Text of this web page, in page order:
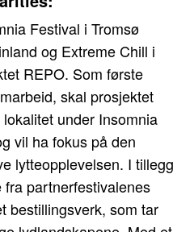
Festival i Tromsø
og Extreme Chill i
REPO. Som første
skal prosjektet
under Insomnia
vil ha fokus på den
lytteopplevelsen. I tillegg
partnerfestivalenes
bestillingsverk, som tar